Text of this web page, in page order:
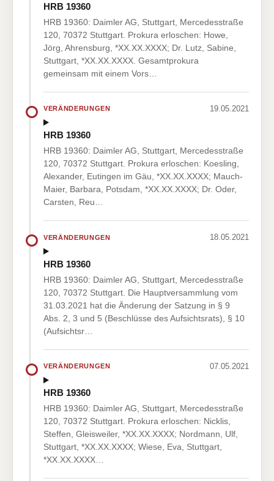
HRB 19360
HRB 19360: Daimler AG, Stuttgart, Mercedesstraße
120, 70372 Stuttgart. Prokura erloschen: Howe,
Jörg, Ahrensburg, *XX.XX.XXXX; Dr. Lutz, Sabine,
Stuttgart, *XX.XX.XXXX. Gesamtprokura
gemeinsam mit einem Vors…
VERÄNDERUNGEN 19.05.2021
HRB 19360
HRB 19360: Daimler AG, Stuttgart, Mercedesstraße
120, 70372 Stuttgart. Prokura erloschen: Koesling,
Alexander, Eutingen im Gäu, *XX.XX.XXXX; Mauch-
Maier, Barbara, Potsdam, *XX.XX.XXXX; Dr. Oder,
Carsten, Reu…
VERÄNDERUNGEN 18.05.2021
HRB 19360
HRB 19360: Daimler AG, Stuttgart, Mercedesstraße
120, 70372 Stuttgart. Die Hauptversammlung vom
31.03.2021 hat die Änderung der Satzung in § 9
Abs. 2, 3 und 5 (Beschlüsse des Aufsichtsrats), § 10
(Aufsichtsr…
VERÄNDERUNGEN 07.05.2021
HRB 19360
HRB 19360: Daimler AG, Stuttgart, Mercedesstraße
120, 70372 Stuttgart. Prokura erloschen: Nicklis,
Steffen, Gleisweiler, *XX.XX.XXXX; Nordmann, Ulf,
Stuttgart, *XX.XX.XXXX; Wiese, Eva, Stuttgart,
*XX.XX.XXXX…